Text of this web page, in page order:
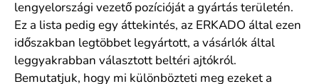
lengyelországi vezető pozícióját a gyártás területén.
Ez a lista pedig egy áttekintés, az ERKADO által ezen
időszakban legtöbbet legyártott, a vásárlók által
leggyakrabban választott beltéri ajtókról.
Bemutatjuk, hogy mi különbözteti meg ezeket a